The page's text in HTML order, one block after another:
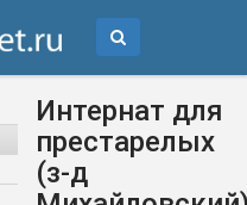
Интернат для
престарелых
(з-д